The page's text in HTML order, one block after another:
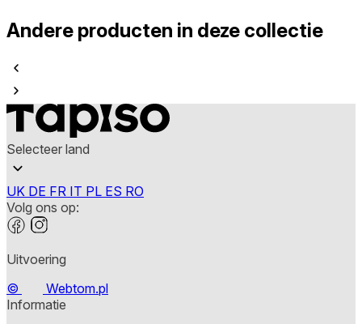
Andere producten in deze collectie
Selecteer land
UK DE FR IT PL ES RO
Volg ons op:
Uitvoering
©
Webtom.pl
Informatie